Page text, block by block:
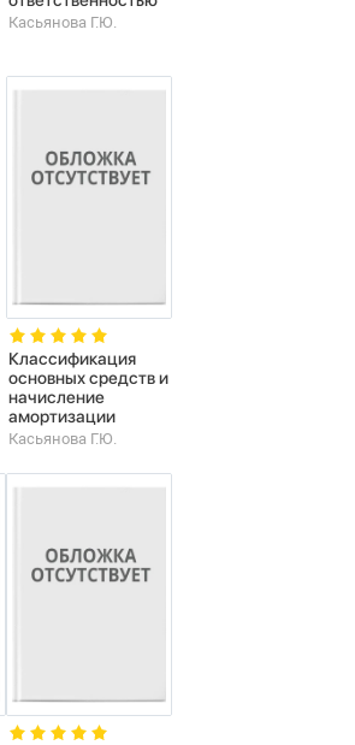
Касьянова Г.Ю.
Классификация
основных средств и
начисление
амортизации
Касьянова Г.Ю.